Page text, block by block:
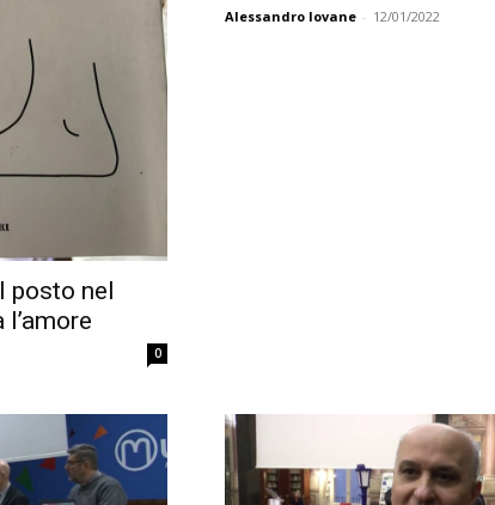
posto nel
0
Alessandro Iovane - 12/01/2022